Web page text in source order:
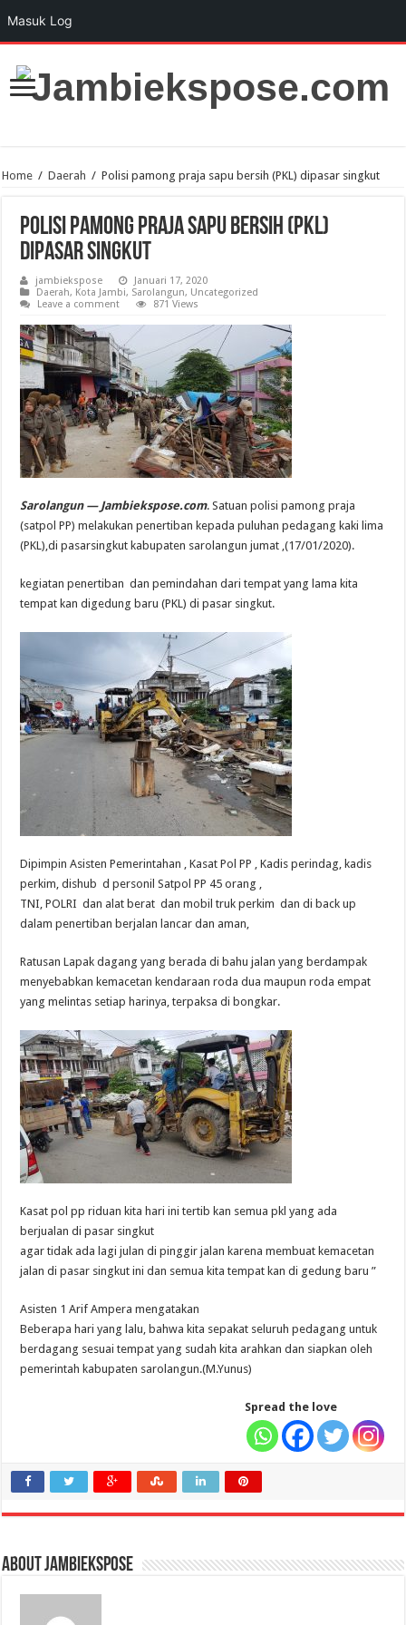
Home / Daerah / Polisi pamong praja sapu bersih (PKL) dipasar singkut
Polisi pamong praja sapu bersih (PKL)
dipasar singkut
jambiekspose
Januari 17, 2020
Daerah, Kota Jambi, Sarolangun, Uncategorized
Leave a comment
871 Views
Sarolangun — Jambiekspose.com. Satuan polisi pamong praja
(satpol PP) melakukan penertiban kepada puluhan pedagang kaki lima
(PKL),di pasarsingkut kabupaten sarolangun jumat ,(17/01/2020).
kegiatan penertiban dan pemindahan dari tempat yang lama kita
tempat kan digedung baru (PKL) di pasar singkut.
Dipimpin Asisten Pemerintahan , Kasat Pol PP , Kadis perindag, kadis
perkim, dishub d personil Satpol PP 45 orang ,
TNI, POLRI dan alat berat dan mobil truk perkim dan di back up
dalam penertiban berjalan lancar dan aman,
Ratusan Lapak dagang yang berada di bahu jalan yang berdampak
menyebabkan kemacetan kendaraan roda dua maupun roda empat
yang melintas setiap harinya, terpaksa di bongkar.
Kasat pol pp riduan kita hari ini tertib kan semua pkl yang ada
berjualan di pasar singkut
agar tidak ada lagi julan di pinggir jalan karena membuat kemacetan
jalan di pasar singkut ini dan semua kita tempat kan di gedung baru ”
Asisten 1 Arif Ampera mengatakan
Beberapa hari yang lalu, bahwa kita sepakat seluruh pedagang untuk
berdagang sesuai tempat yang sudah kita arahkan dan siapkan oleh
pemerintah kabupaten sarolangun.(M.Yunus)
Spread the love
About jambiekspose
Masuk Log